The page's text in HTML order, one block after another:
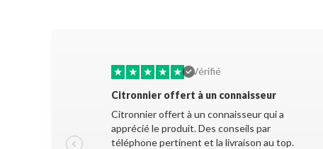
★ ★ ★ ★ ★
Vérifié
Citronnier offert à un connaisseur
Citronnier offert à un connaisseur qui a
apprécié le produit. Des conseils par
téléphone pertinent et la livraison au top.